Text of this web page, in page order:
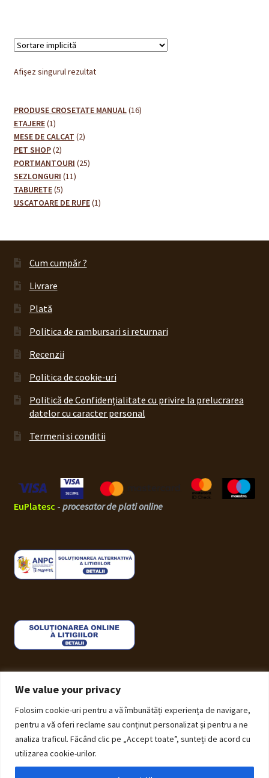
We value your privacy
Folosim cookie-uri pentru a vă îmbunătăți experiența de navigare,
pentru a vă oferi reclame sau conținut personalizat și pentru a ne
analiza traficul. Făcând clic pe „Accept toate”, sunteți de acord cu
utilizarea cookie-urilor.
Afișez singurul rezultat
PRODUSE CROSETATE MANUAL 1616
ETAJERE 11
produs
MESE DE CALCAT 22
PET SHOP 22
produse
PORTMANTOURI 2525
SEZLONGURI 1111
TABURETE 55
produse
USCATOARE DE RUFE 11
Cum cumpăr ?
Livrare
Plată
Politica de rambursari si returnari
Recenzii
Politica de cookie-uri
Politică de Confidențialitate cu privire la prelucrarea
datelor cu caracter personal
Termeni si conditii
EuPlatesc - procesator de plati online
© ECHOS Furniture 2026
Politică de Confidențialitate cu privire la prelucrarea
datelor cu caracter personal
WooCommerce.